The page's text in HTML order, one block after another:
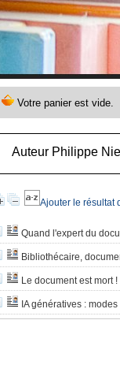
Auteur Philippe
Ajouter le résultat
Quand l'expert du
Bibliothécaire,
Le document est mort !
IA génératives :